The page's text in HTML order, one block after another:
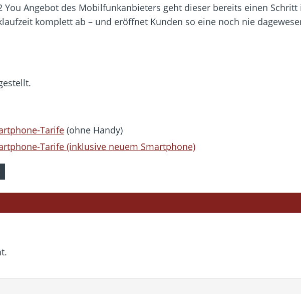
Angebot des Mobilfunkanbieters geht dieser bereits einen Schritt
komplett ab – und eröffnet Kunden so eine noch nie
Tarife (ohne Handy)
Tarife (inklusive neuem Smartphone)